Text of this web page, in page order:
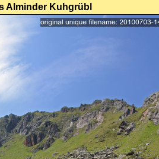
Alminder Kuhgrübl